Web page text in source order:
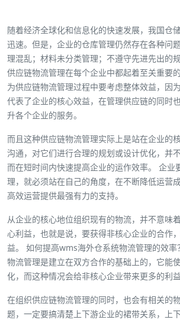
随着经济全球化和信息化的快速发展，我国仓
迅速。但是，企业的仓库管理仍然存在各种问
理混乱；材料未分类管理；不遵守先进先出的
供应链物流管理在每个企业中都起着至关重要
为供应链物流管理过程中要考虑整体效益，因
代表了企业的核心效益，在管理供应链的同时
升各个企业的服务。
而且这种供应链物流管理实际上是站在企业的
沟通，对它们进行合理的规划或设计优化，并
而在短时间内快速提高企业的运作效率。 企业
理，就必须站在自己的角度，在不断降低运营
高效运营提供最强有力的支持。
从企业的核心地位组织现有的物流，并不意味
心利益，也就是说，要获得非核心企业的合作
益。 如何提高wms海外仓系统物流管理的效
物流管理是建立在双方合作的基础上的，它能
化，而这种情况会给非核心企业带来更多的利益
在组织供应链物流管理的同时，也会有相关的
题，一定要搞清楚上下游企业的裙带关系，上